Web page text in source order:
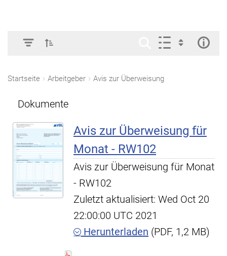
Startseite Arbeitgeber Avis zur Überweisung
Dokumente
Avis zur Überweisung für
Monat - RW102
Avis zur Überweisung für Monat
- RW102
Zuletzt aktualisiert: Wed Oct 20
22:00:00 UTC 2021
Herunterladen (PDF, 1,2 MB)